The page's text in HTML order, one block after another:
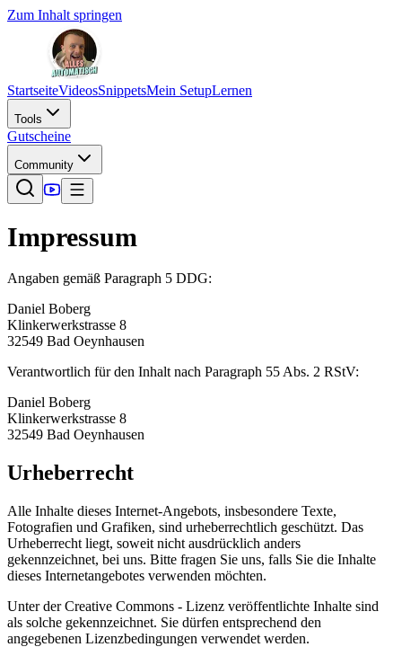
Zum Inhalt springen
StartseiteVideosSnippetsMein SetupLernen
Tools
Gutscheine
Community
Impressum
Angaben gemäß Paragraph 5 DDG:
Daniel Boberg
Klinkerwerkstrasse 8
32549 Bad Oeynhausen
Verantwortlich für den Inhalt nach Paragraph 55 Abs. 2 RStV:
Daniel Boberg
Klinkerwerkstrasse 8
32549 Bad Oeynhausen
Urheberrecht
Alle Inhalte dieses Internet-Angebots, insbesondere Texte,
Fotografien und Grafiken, sind urheberrechtlich geschützt. Das
Urheberrecht liegt, soweit nicht ausdrücklich anders
gekennzeichnet, bei uns. Bitte fragen Sie uns, falls Sie die Inhalte
dieses Internetangebotes verwenden möchten.
Unter der Creative Commons - Lizenz veröffentlichte Inhalte sind
als solche gekennzeichnet. Sie dürfen entsprechend den
angegebenen Lizenzbedingungen verwendet werden.